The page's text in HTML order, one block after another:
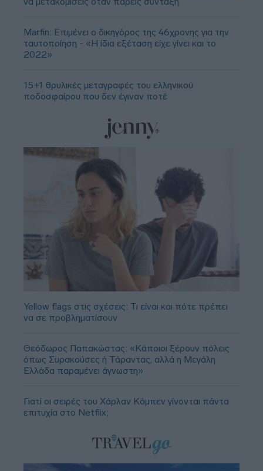
Marfin: Επιμένει ο δικηγόρος της 46χρονης για την
ταυτοποίηση - «Η ίδια εξέταση είχε γίνει και το
2022»
15+1 θρυλικές μεταγραφές του ελληνικού
ποδοσφαίρου που δεν έγιναν ποτέ
Yellow flags στις σχέσεις: Τι είναι και πότε πρέπει
να σε προβληματίσουν
Θεόδωρος Παπακώστας: «Κάποιοι ξέρουν πόλεις
όπως Συρακούσες ή Τάραντας, αλλά η Μεγάλη
Ελλάδα παραμένει άγνωστη»
Γιατί οι σειρές του Χάρλαν Κόμπεν γίνονται πάντα
επιτυχία στο Netflix;